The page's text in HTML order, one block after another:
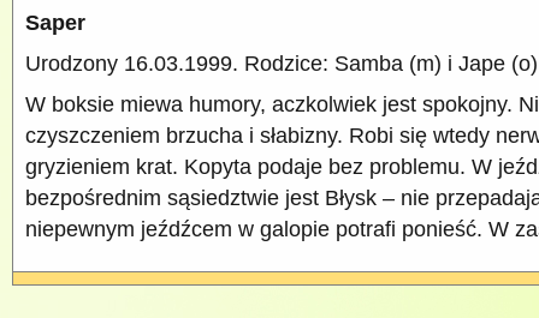
Saper
Urodzony 16.03.1999. Rodzice: Samba (m) i Jape
W boksie miewa humory, aczkolwiek jest spokojny.
czyszczeniem brzucha i słabizny. Robi się wtedy
gryzieniem krat. Kopyta podaje bez problemu. W
bezpośrednim sąsiedztwie jest Błysk – nie
niepewnym jeźdźcem w galopie potrafi ponieść. W